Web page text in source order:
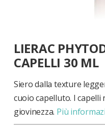
all'inizio
della
galleria
di
immagini
LIERAC
CAPELLI 30 ML
Siero dalla texture
cuoio capelluto. I
giovinezza. Più